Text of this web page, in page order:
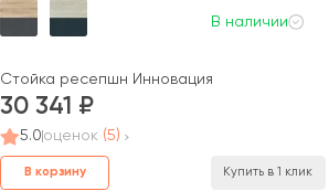
В наличии
Стойка ресепшн Инновация
30 341
5.0 оценок (5)
В корзину Купить в 1 клик